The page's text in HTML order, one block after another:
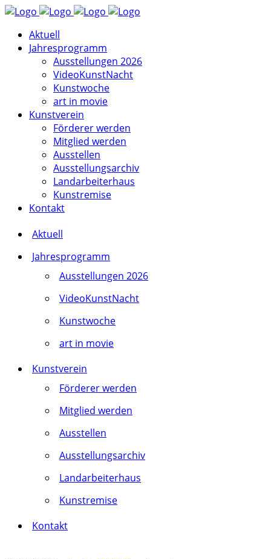
Aktuell
Jahresprogramm
Ausstellungen 2026
VideoKunstNacht
Kunstwoche
art in movie
Kunstverein
Förderer werden
Mitglied werden
Ausstellen
Ausstellungsarchiv
Landarbeiterhaus
Kunstremise
Kontakt
Aktuell
Jahresprogramm
Ausstellungen 2026
VideoKunstNacht
Kunstwoche
art in movie
Kunstverein
Förderer werden
Mitglied werden
Ausstellen
Ausstellungsarchiv
Landarbeiterhaus
Kunstremise
Kontakt